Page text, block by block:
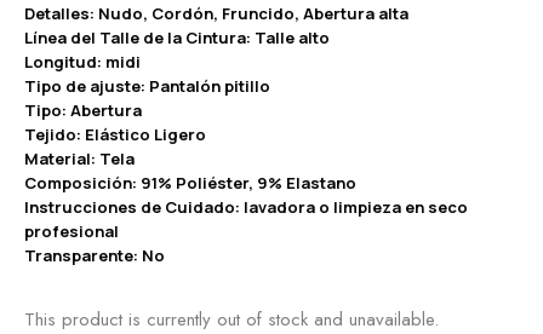
Detalles: Nudo, Cordón, Fruncido, Abertura alta
Línea del Talle de la Cintura: Talle alto
Longitud: midi
Tipo de ajuste: Pantalón pitillo
Tipo: Abertura
Tejido: Elástico Ligero
Material: Tela
Composición: 91% Poliéster, 9% Elastano
Instrucciones de Cuidado: lavadora o limpieza en seco
profesional
Transparente: No
This product is currently out of stock and unavailable.